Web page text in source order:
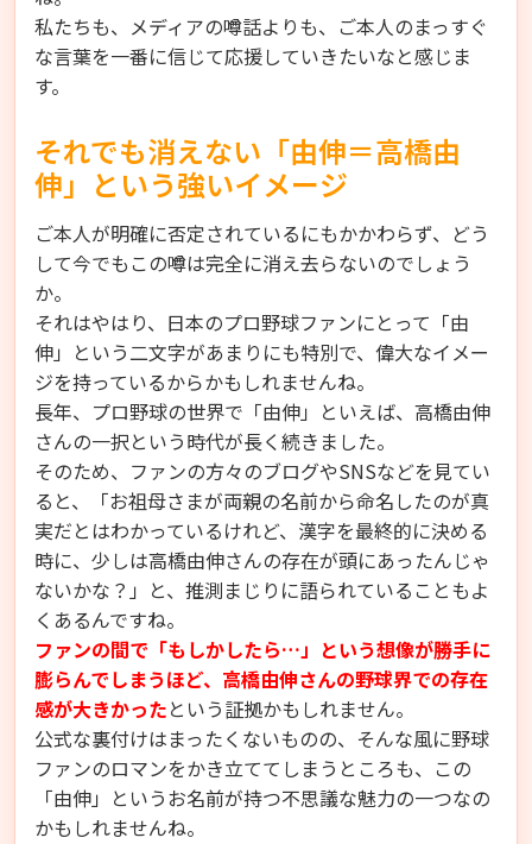
私たちも、メディアの噂話よりも、ご本人のまっすぐ
な言葉を一番に信じて応援していきたいなと感じま
す。
それでも消えない「由伸＝高橋由
伸」という強いイメージ
ご本人が明確に否定されているにもかかわらず、どう
して今でもこの噂は完全に消え去らないのでしょう
か。
それはやはり、日本のプロ野球ファンにとって「由
伸」という二文字があまりにも特別で、偉大なイメー
ジを持っているからかもしれませんね。
長年、プロ野球の世界で「由伸」といえば、高橋由伸
さんの一択という時代が長く続きました。
そのため、ファンの方々のブログやSNSなどを見てい
ると、「お祖母さまが両親の名前から命名したのが真
実だとはわかっているけれど、漢字を最終的に決める
時に、少しは高橋由伸さんの存在が頭にあったんじゃ
ないかな？」と、推測まじりに語られていることもよ
くあるんですね。
ファンの間で「もしかしたら…」という想像が勝手に
膨らんでしまうほど、高橋由伸さんの野球界での存在
感が大きかったという証拠かもしれません。
公式な裏付けはまったくないものの、そんな風に野球
ファンのロマンをかき立ててしまうところも、この
「由伸」というお名前が持つ不思議な魅力の一つなの
かもしれませんね。